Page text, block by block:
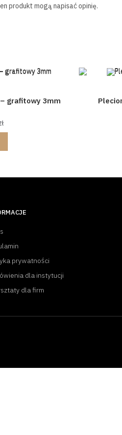
produkt mogą napisać opinię.
grafitowy 3mm
prywatności
dla instytucji
dla firm